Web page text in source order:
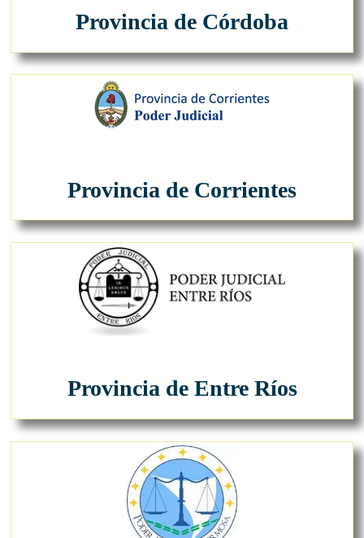
Provincia de Córdoba
Provincia de Corrientes
Provincia de Entre Ríos